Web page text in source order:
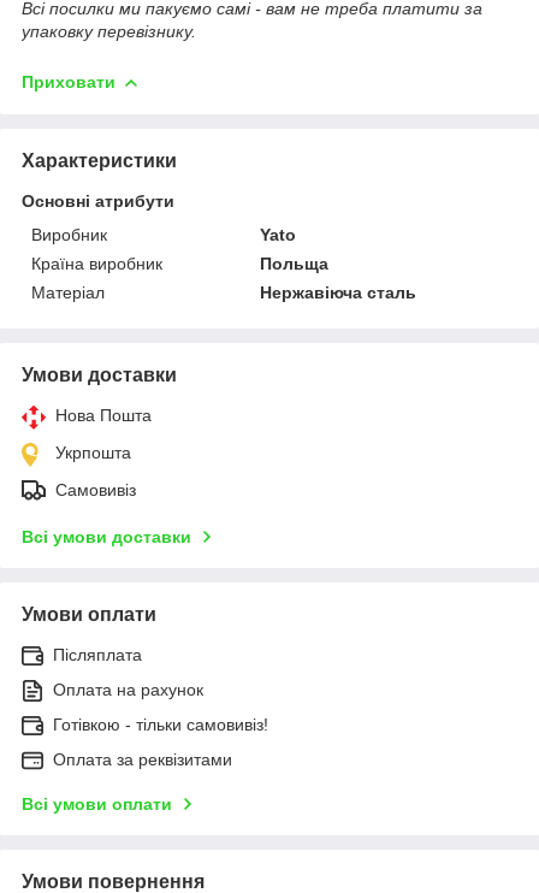
Всі посилки ми пакуємо самі - вам не треба платити за
упаковку перевізнику.
Приховати
Характеристики
Основні атрибути
Виробник
Yato
Країна виробник
Польща
Матеріал
Нержавіюча сталь
Умови доставки
Нова Пошта
Укрпошта
Самовивіз
Всі умови доставки
Умови оплати
Післяплата
Оплата на рахунок
Готівкою - тільки самовивіз!
Оплата за реквізитами
Всі умови оплати
Умови повернення